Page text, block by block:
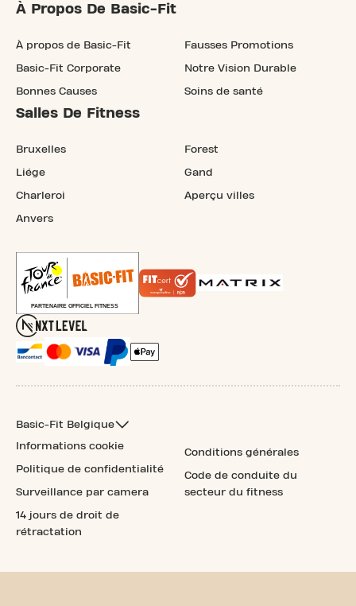
À Propos De Basic-Fit
À propos de Basic-Fit
Basic-Fit Corporate
Bonnes Causes
Fausses Promotions
Notre Vision Durable
Soins de santé
Salles De Fitness
Bruxelles
Liége
Charleroi
Anvers
Forest
Gand
Aperçu villes
Basic-Fit Belgique
Informations cookie
Politique de confidentialité
Surveillance par camera
14 jours de droit de
rétractation
Conditions générales
Code de conduite du
secteur du fitness